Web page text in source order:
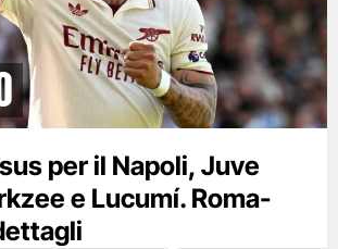
per il Napoli, Juve
e Lucumí. Roma-